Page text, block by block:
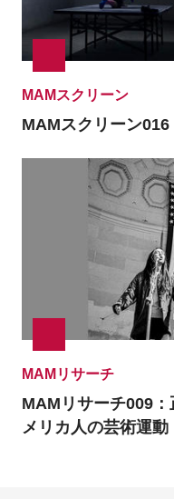
MAMスクリーン
MAMスクリーン016
MAMリサーチ
MAMリサーチ009：
メリカ人の芸術運動